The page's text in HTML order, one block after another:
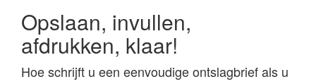
Opslaan, invullen,
afdrukken, klaar!
Hoe schrijft u een eenvoudige ontslagbrief als u